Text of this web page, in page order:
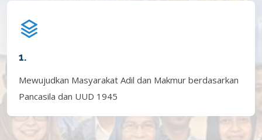
1.
Mewujudkan Masyarakat Adil dan Makmur berdasarkan
Pancasila dan UUD 1945